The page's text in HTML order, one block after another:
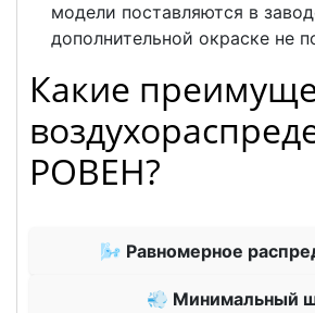
модели поставляются в
дополнительной окраске не
Какие
РОВЕН?
🌬 Равномерное
💨 Минимальный